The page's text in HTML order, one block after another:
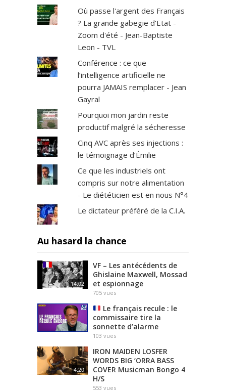
Où passe l'argent des Français
? La grande gabegie d'Etat -
Zoom d'été - Jean-Baptiste
Leon - TVL
Conférence : ce que
l’intelligence artificielle ne
pourra JAMAIS remplacer - Jean
Gayral
Pourquoi mon jardin reste
productif malgré la sécheresse
Cinq AVC après ses injections :
le témoignage d’Émilie
Ce que les industriels ont
compris sur notre alimentation
- Le diététicien est en nous N°4
Le dictateur préféré de la C.I.A.
Au hasard la chance
14:02
VF – Les antécédents de
Ghislaine Maxwell, Mossad
et espionnage
705 vues
Le français recule : le
commissaire tire la
sonnette d’alarme
103 vues
4:20
IRON MAIDEN LOSFER
WORDS BIG ‘ORRA BASS
COVER Musicman Bongo 4
H/S
553 vues